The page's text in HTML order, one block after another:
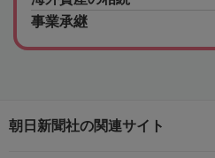
事業承継
朝日新聞社の関連サイト